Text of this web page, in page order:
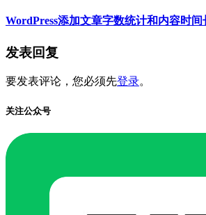
WordPress添加文章字数统计和内容时
发表回复
要发表评论，您必须先登录。
关注公众号